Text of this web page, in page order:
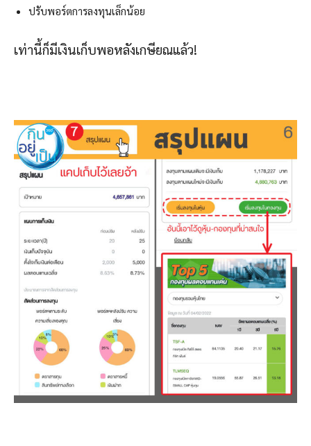
ปรับพอร์ตการลงทุนเล็กน้อย
เท่านี้ก็มีเงินเก็บพอหลังเกษียณแล้ว!